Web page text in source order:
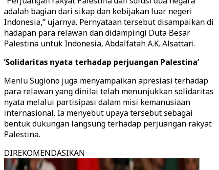
adalah bagian dari sikap dan kebijakan luar negeri
Indonesia,” ujarnya. Pernyataan tersebut disampaikan di
hadapan para relawan dan didampingi Duta Besar
Palestina untuk Indonesia, Abdalfatah A.K. Alsattari.
‘Solidaritas nyata terhadap perjuangan Palestina’
Menlu Sugiono juga menyampaikan apresiasi terhadap
para relawan yang dinilai telah menunjukkan solidaritas
nyata melalui partisipasi dalam misi kemanusiaan
internasional. Ia menyebut upaya tersebut sebagai
bentuk dukungan langsung terhadap perjuangan rakyat
Palestina.
DIREKOMENDASIKAN